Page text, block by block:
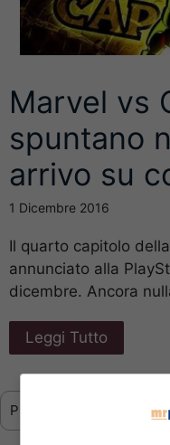
Marvel vs
spuntano
arrivo su
1 Dicembre 2016
Il quarto capitolo
annunciato alla
dicembre. Ancora
Leggi Tutto
Previous